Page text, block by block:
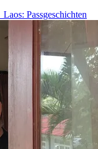
Laos: Passgeschichten